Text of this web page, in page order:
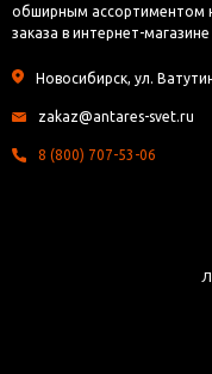
обширным ассортиментом
заказа в интернет-
Новосибирск, ул.
zakaz@antares-svet.ru
8 (800) 707-53-06